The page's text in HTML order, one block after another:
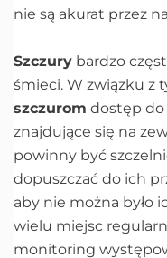
nie są akurat przez
Szczury bardzo
śmieci. W związku z
szczurom dostęp do
znajdujące się na
powinny być
dopuszczać do ich
aby nie można było
wielu miejsc
monitoring